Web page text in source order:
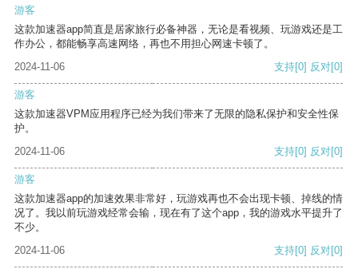
游客
这款加速器app简直是居家旅行必备神器，无论是看视频、玩游戏还是工
作办公，都能畅享高速网络，再也不用担心网速卡顿了。
2024-11-06
支持[0] 反对[0]
游客
这款加速器VPM应用程序已经为我们带来了无限的隐私保护和安全性保
护。
2024-11-06
支持[0] 反对[0]
游客
这款加速器app的加速效果非常好，玩游戏再也不会出现卡顿、掉线的情
况了。我以前玩游戏经常会输，现在有了这个app，我的游戏水平提升了
不少。
2024-11-06
支持[0] 反对[0]